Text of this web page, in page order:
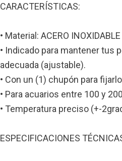
CARACTERÍSTICAS:
• Material: ACERO
• Indicado para mantener tus
adecuada (ajustable).
• Con un (1) chupón para
• Para acuarios entre 100 y
• Temperatura preciso (+-
ESPECIFICACIONES